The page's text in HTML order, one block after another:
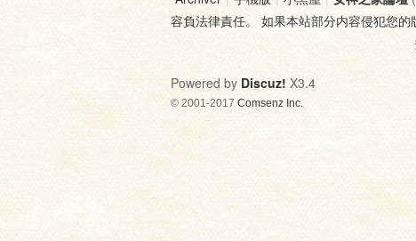
之
容負法律責任。 如果本站部分内容侵犯您
Powered by Discuz! X3.4
© 2001-2017 Comsenz Inc.